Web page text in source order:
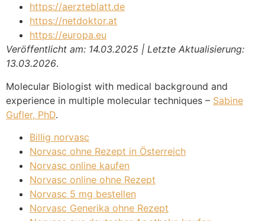
https://aerzteblatt.de
https://netdoktor.at
https://europa.eu
Veröffentlicht am: 14.03.2025 | Letzte Aktualisierung:
13.03.2026.
Molecular Biologist with medical background and
experience in multiple molecular techniques – Sabine
Gufler, PhD.
Billig norvasc
Norvasc ohne Rezept in Österreich
Norvasc online kaufen
Norvasc online ohne Rezept
Norvasc 5 mg bestellen
Norvasc Generika ohne Rezept